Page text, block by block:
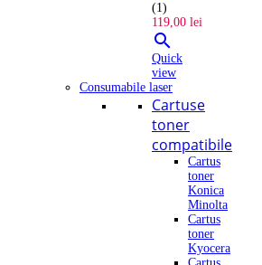
(1)
119,00 lei

Quick
view
Consumabile laser
Cartuse
toner
compatibile
Cartus
toner
Konica
Minolta
Cartus
toner
Kyocera